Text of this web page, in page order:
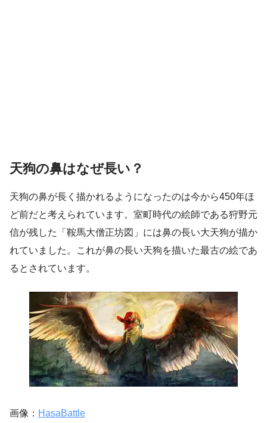
天狗の鼻はなぜ長い？
天狗の鼻が長く描かれるようになったのは今から450年ほ
ど前だと考えられています。室町時代の絵師である狩野元
信が残した「鞍馬大僧正坊図」には鼻の長い大天狗が描か
れていました。これが鼻の長い天狗を描いた最古の絵であ
るとされています。
画像： HasaBattle